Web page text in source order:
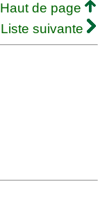
Haut de page
Liste suivante